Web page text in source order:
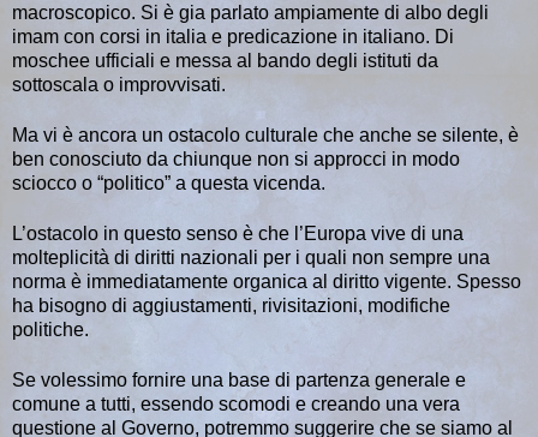
macroscopico. Si è gia parlato ampiamente di albo degli
imam con corsi in italia e predicazione in italiano. Di
moschee ufficiali e messa al bando degli istituti da
sottoscala o improvvisati.
Ma vi è ancora un ostacolo culturale che anche se silente, è
ben conosciuto da chiunque non si approcci in modo
sciocco o “politico” a questa vicenda.
L’ostacolo in questo senso è che l’Europa vive di una
molteplicità di diritti nazionali per i quali non sempre una
norma è immediatamente organica al diritto vigente. Spesso
ha bisogno di aggiustamenti, rivisitazioni, modifiche
politiche.
Se volessimo fornire una base di partenza generale e
comune a tutti, essendo scomodi e creando una vera
questione al Governo, potremmo suggerire che se siamo al